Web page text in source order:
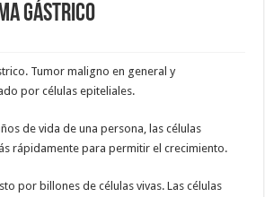
GÁSTRICO
Tumor maligno en general y
por células epiteliales.
de vida de una persona, las células
rápidamente para permitir el crecimiento.
por billones de células vivas. Las células